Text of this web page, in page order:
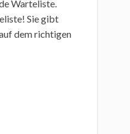
Warteliste.
Sie gibt
dem richtigen